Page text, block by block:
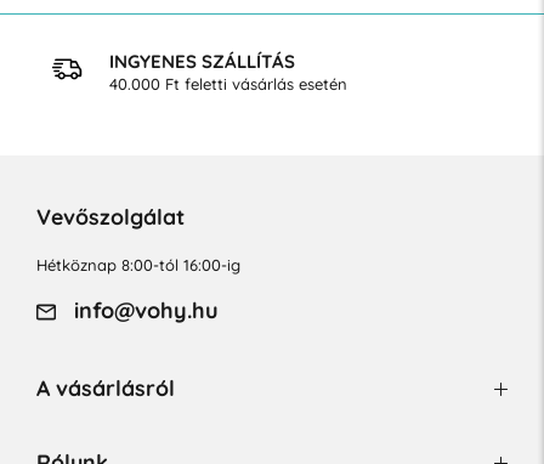
INGYENES SZÁLLÍTÁS
40.000 Ft feletti vásárlás esetén
Vevőszolgálat
Hétköznap 8:00-tól 16:00-ig
info@vohy.hu
A vásárlásról